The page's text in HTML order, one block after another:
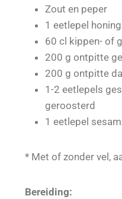
Zout en peper
1 eetlepel honing
60 cl kippen- of
200 g ontpitte
200 g ontpitte
1-2 eetlepels
geroosterd
1 eetlepel
* Met of zonder vel,
Bereiding: